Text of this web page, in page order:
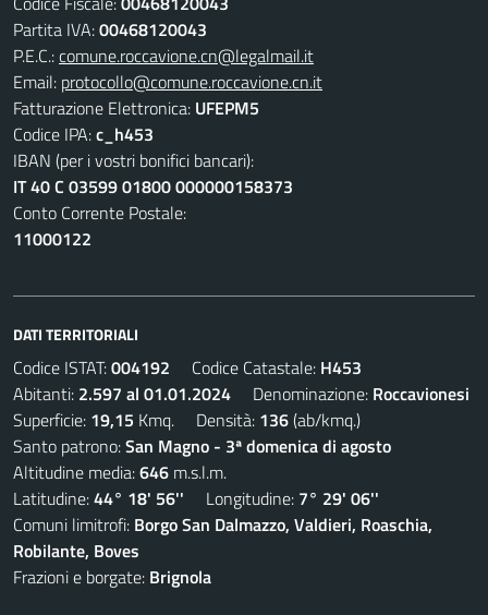
Partita IVA:00468120043
P.E.C.:comune.roccavione.cn@legalmail.it
Email: protocollo@comune.roccavione.cn.it
Fatturazione Elettronica: UFEPM5
Codice IPA:c_h453
IBAN (per i vostri bonifici bancari):
IT 40 C 03599 01800 000000158373
Conto Corrente Postale:
11000122
DATI TERRITORIALI
Codice ISTAT:004192 Codice Catastale: H453
Abitanti: 2.597 al 01.01.2024 Denominazione: Roccavionesi
Superficie: 19,15 Kmq. Densità: 136(ab/kmq.)
Santo patrono:San Magno - 3ª domenica di agosto
Altitudine media:646 m.s.l.m.
Latitudine:44° 18' 56'' Longitudine: 7° 29' 06''
Comuni limitrofi: Borgo San Dalmazzo, Valdieri, Roaschia,
Robilante, Boves
Frazioni e borgate: Brignola